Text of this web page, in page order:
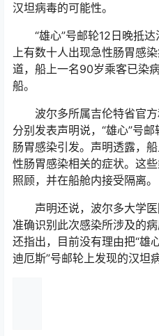
汉坦病毒的可能性。
“雄心”号邮轮12日晚抵达
上有数十人出现急性肠胃感
道，船上一名90岁乘客已染
船。
波尔多所属吉伦特省官方
分别发表声明说，“雄心”号
肠胃感染引发。声明透露，
性肠胃感染相关的症状。这
照顾，并在船舱内接受隔离。
声明还说，波尔多大学医
准确识别此次感染所涉及的
还指出，目前没有理由把“雄
迪厄斯”号邮轮上发现的汉坦